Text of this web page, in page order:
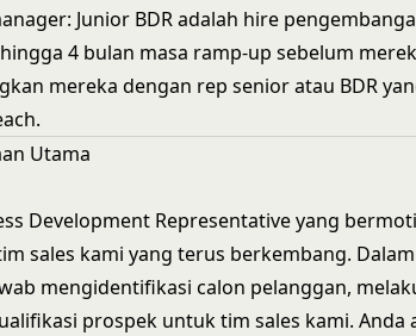
Junior BDR adalah hire
4 bulan masa ramp-up sebelum
mereka dengan rep senior atau BDR
Utama
Development Representative yang
sales kami yang terus berkembang.
mengidentifikasi calon pelanggan,
prospek untuk tim sales kami. Anda